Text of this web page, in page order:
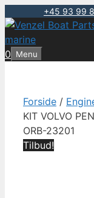
+45 93 99
Hop
til
indhold
0 Menu
Forside /
KIT VOLVO
ORB-23201
Tilbud!